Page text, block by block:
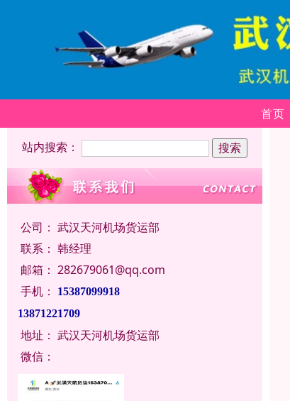
首页
站内搜索：
公司： 武汉天河机场货运部
联系： 韩经理
邮箱： 282679061@qq.com
手机：
15387099918
13871221709
地址： 武汉天河机场货运部
微信：